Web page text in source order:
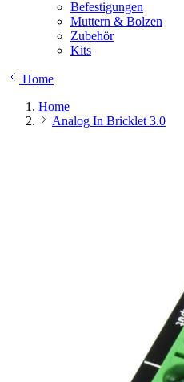
Befestigungen
Muttern & Bolzen
Zubehör
Kits
Home
Home
Analog In Bricklet 3.0